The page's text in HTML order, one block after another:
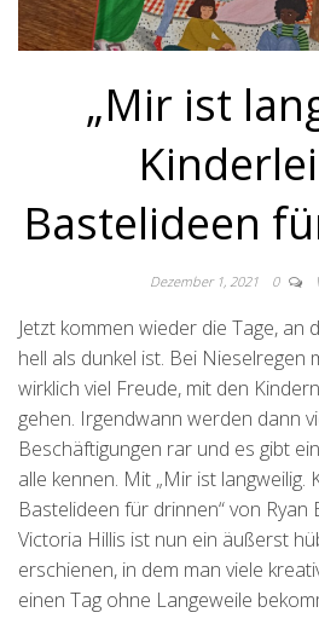
„Mir ist
Bastelideen
Dezember 1, 2021 0
Jetzt kommen wieder die Tage, an
hell als dunkel ist. Bei Nieselregen
wirklich viel Freude, mit den
gehen. Irgendwann werden dann
Beschäftigungen rar und es gibt
alle kennen. Mit „Mir ist langweilig.
Bastelideen für drinnen“ von Ryan
Victoria Hillis ist nun ein äußerst
erschienen, in dem man viele
einen Tag ohne Langeweile